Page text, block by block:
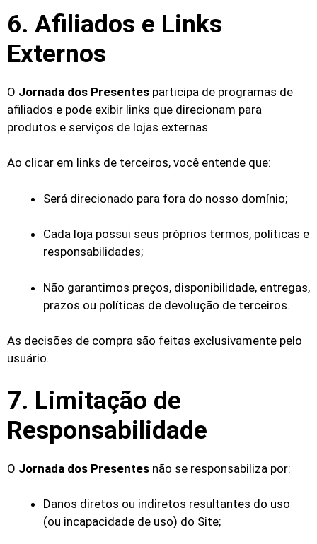
6. Afiliados e Links
Externos
O Jornada dos Presentes participa de programas de
afiliados e pode exibir links que direcionam para
produtos e serviços de lojas externas.
Ao clicar em links de terceiros, você entende que:
Será direcionado para fora do nosso domínio;
Cada loja possui seus próprios termos, políticas e
responsabilidades;
Não garantimos preços, disponibilidade, entregas,
prazos ou políticas de devolução de terceiros.
As decisões de compra são feitas exclusivamente pelo
usuário.
7. Limitação de
Responsabilidade
O Jornada dos Presentes não se responsabiliza por:
Danos diretos ou indiretos resultantes do uso
(ou incapacidade de uso) do Site;